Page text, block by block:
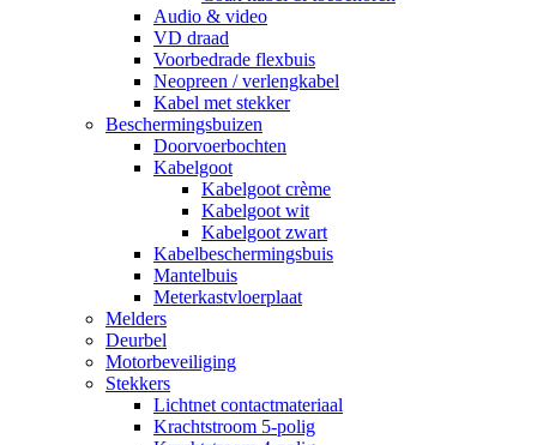
Audio & video
VD draad
Voorbedrade flexbuis
Neopreen / verlengkabel
Kabel met stekker
Beschermingsbuizen
Doorvoerbochten
Kabelgoot
Kabelgoot crème
Kabelgoot wit
Kabelgoot zwart
Kabelbeschermingsbuis
Mantelbuis
Meterkastvloerplaat
Melders
Deurbel
Motorbeveiliging
Stekkers
Lichtnet contactmateriaal
Krachtstroom 5-polig